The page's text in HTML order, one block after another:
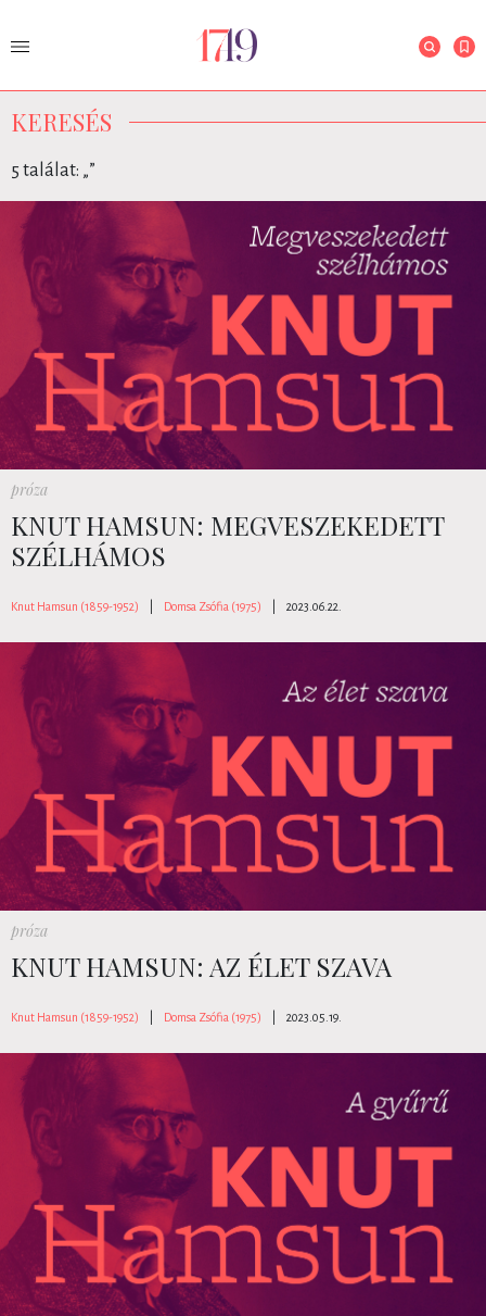
KERESÉS
5 találat: „”
próza
KNUT HAMSUN: MEGVESZEKEDETT
SZÉLHÁMOS
Knut Hamsun (1859-1952) Domsa Zsófia (1975) 2023.06.22.
próza
KNUT HAMSUN: AZ ÉLET SZAVA
Knut Hamsun (1859-1952) Domsa Zsófia (1975) 2023.05.19.